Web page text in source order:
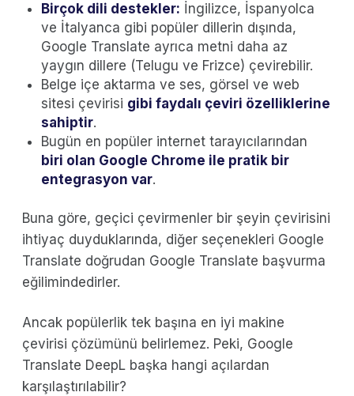
Birçok dili destekler: İngilizce, İspanyolca
ve İtalyanca gibi popüler dillerin dışında,
Google Translate ayrıca metni daha az
yaygın dillere (Telugu ve Frizce) çevirebilir.
Belge içe aktarma ve ses, görsel ve web
sitesi çevirisi gibi faydalı çeviri özelliklerine
sahiptir.
Bugün en popüler internet tarayıcılarından
biri olan Google Chrome ile pratik bir
entegrasyon var.
Buna göre, geçici çevirmenler bir şeyin çevirisini
ihtiyaç duyduklarında, diğer seçenekleri Google
Translate doğrudan Google Translate başvurma
eğilimindedirler.
Ancak popülerlik tek başına en iyi makine
çevirisi çözümünü belirlemez. Peki, Google
Translate DeepL başka hangi açılardan
karşılaştırılabilir?